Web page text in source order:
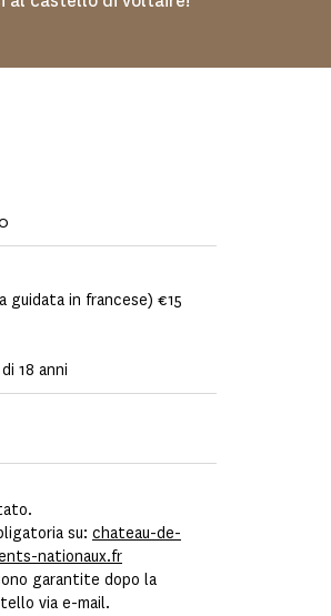
guidata in francese) €15
18 anni
su: chateau-de-
nationaux.fr
garantite dopo la
via e-mail.